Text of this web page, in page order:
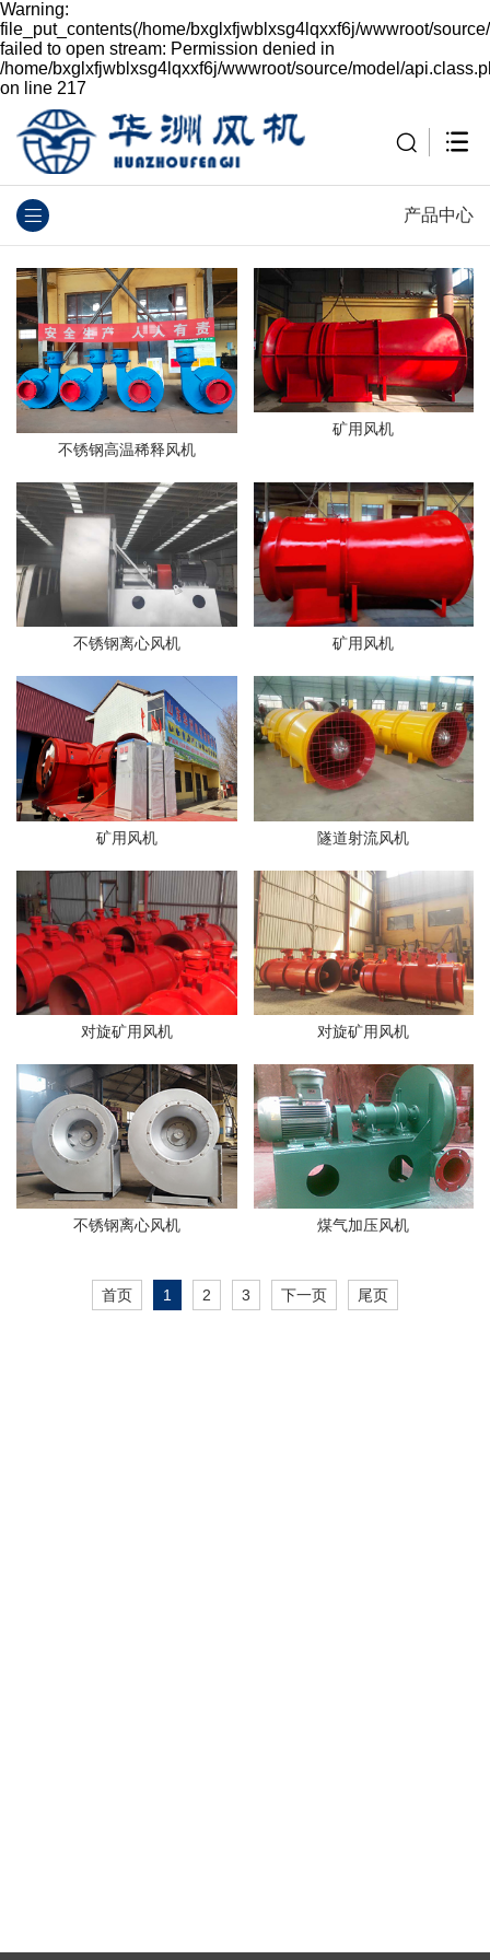
Warning:
file_put_contents(/home/bxglxfjwblxsg4lqxxf6j/wwwroot/
failed to open stream: Permission denied in
/home/bxglxfjwblxsg4lqxxf6j/wwwroot/source/model/
on line 217
产品中心
不锈钢高温稀释风机
矿用风机
不锈钢离心风机 矿用风机
矿用风机 隧道射流风机
对旋矿用风机 对旋矿用风机
不锈钢离心风机 煤气加压风机
首页 1 2 3 下一页 尾页